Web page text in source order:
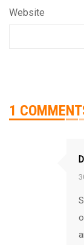
Website
1